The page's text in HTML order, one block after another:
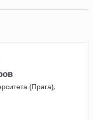
(Прага),